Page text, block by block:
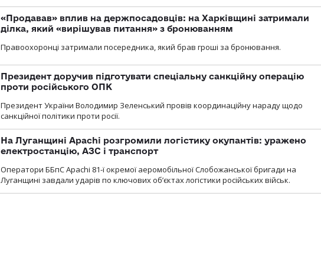
«Продавав» вплив на держпосадовців: на Харківщині затримали
ділка, який «вирішував питання» з бронюванням
Правоохоронці затримали посередника, який брав гроші за бронювання.
Президент доручив підготувати спеціальну санкційну операцію
проти російського ОПК
Президент України Володимир Зеленський провів координаційну нараду щодо
санкційної політики проти росії.
На Луганщині Apachi розгромили логістику окупантів: уражено
електростанцію, АЗС і транспорт
Оператори ББпС Apachi 81-ї окремої аеромобільної Слобожанської бригади на
Луганщині завдали ударів по ключових об’єктах логістики російських військ.